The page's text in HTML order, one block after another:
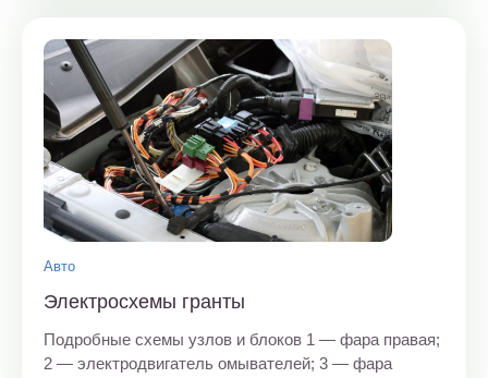
Авто
Электросхемы гранты
Подробные схемы узлов и блоков 1 — фара правая;
2 — электродвигатель омывателей; 3 — фара